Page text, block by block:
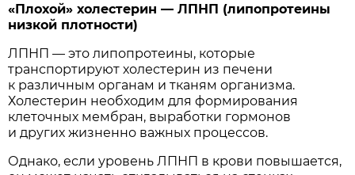
«Плохой» холестерин — ЛПНП (липопротеины
низкой плотности)
ЛПНП — это липопротеины, которые
транспортируют холестерин из печени
к различным органам и тканям организма.
Холестерин необходим для формирования
клеточных мембран, выработки гормонов
и других жизненно важных процессов.
Однако, если уровень ЛПНП в крови повышается,